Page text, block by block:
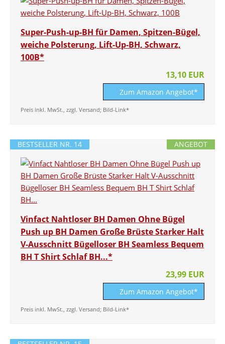
Super-Push-up-BH für Damen, Spitzen-Bügel,
weiche Polsterung, Lift-Up-BH, Schwarz,
100B*
13,10 EUR
Zum Amazon Angebot*
Preis inkl. MwSt., zzgl. Versand; Bild-Link*
ANGEBOT
BESTSELLER NR. 14
Vinfact Nahtloser BH Damen Ohne Bügel
Push up BH Damen Große Brüste Starker Halt
V-Ausschnitt Bügelloser BH Seamless Bequem
BH T Shirt Schlaf BH...*
23,99 EUR
Zum Amazon Angebot*
Preis inkl. MwSt., zzgl. Versand; Bild-Link*